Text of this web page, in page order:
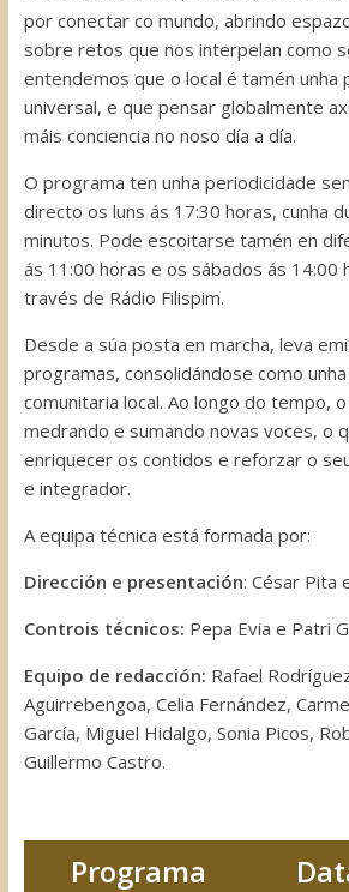
por conectar co mundo, abrindo
sobre retos que nos interpelan como
entendemos que o local é tamén unha
universal, e que pensar globalmente
máis conciencia no noso día a día.
O programa ten unha periodicidade
directo os luns ás 17:30 horas, cunha
minutos. Pode escoitarse tamén en
ás 11:00 horas e os sábados ás 14:00
través de Rádio Filispim.
Desde a súa posta en marcha, leva
programas, consolidándose como
comunitaria local. Ao longo do tempo,
medrando e sumando novas voces, o
enriquecer os contidos e reforzar o
e integrador.
A equipa técnica está formada por:
Dirección e presentación: César Pita
Controis técnicos: Pepa Evia e Patri
Equipo de redacción: Rafael
Aguirrebengoa, Celia Fernández,
García, Miguel Hidalgo, Sonia Picos,
Guillermo Castro.
Programa